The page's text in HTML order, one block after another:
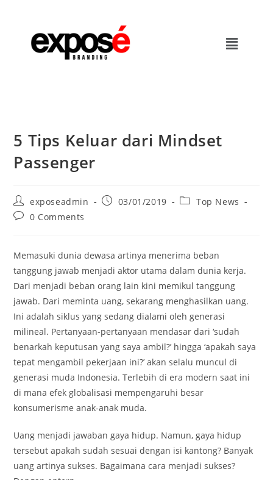
5 Tips Keluar dari Mindset
Passenger
exposeadmin 03/01/2019
Top News
0 Comments
Memasuki dunia dewasa artinya menerima beban
tanggung jawab menjadi aktor utama dalam dunia kerja.
Dari menjadi beban orang lain kini memikul tanggung
jawab. Dari meminta uang, sekarang menghasilkan uang.
Ini adalah siklus yang sedang dialami oleh generasi
milineal. Pertanyaan-pertanyaan mendasar dari ‘sudah
benarkah keputusan yang saya ambil?’ hingga ‘apakah saya
tepat mengambil pekerjaan ini?’ akan selalu muncul di
generasi muda Indonesia. Terlebih di era modern saat ini
di mana efek globalisasi mempengaruhi besar
konsumerisme anak-anak muda.
Uang menjadi jawaban gaya hidup. Namun, gaya hidup
tersebut apakah sudah sesuai dengan isi kantong? Banyak
uang artinya sukses. Bagaimana cara menjadi sukses?